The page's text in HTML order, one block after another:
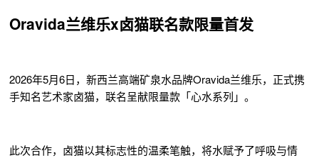
Oravida兰维乐x卤猫联名款限量首发
2026年5月6日，新西兰高端矿泉水品牌Oravida兰维乐，正式携
手知名艺术家卤猫，联名呈献限量款「心水系列」。
此次合作，卤猫以其标志性的温柔笔触，将水赋予了呼吸与情